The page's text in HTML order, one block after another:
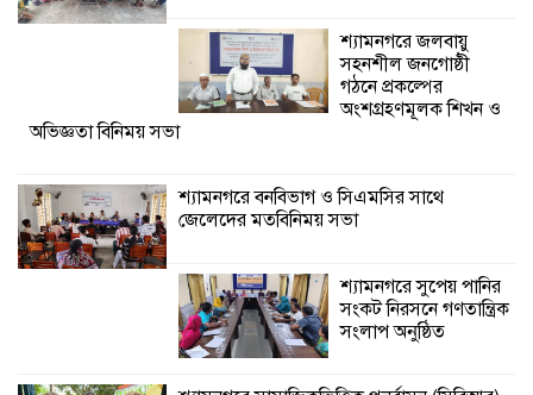
জেলেদের মতবিনিময় সভাশ্যামনগরে জলবায়ু
সহনশীল জনগোষ্ঠী
গঠনে প্রকল্পের
অংশগ্রহণমূলক শিখন ও
অভিজ্ঞতা বিনিময় সভা
শ্যামনগরে বনবিভাগ ও সিএমসির সাথে
জেলেদের মতবিনিময় সভা
শ্যামনগরে সুপেয় পানির
সংকট নিরসনে গণতান্ত্রিক
সংলাপ অনুষ্ঠিত